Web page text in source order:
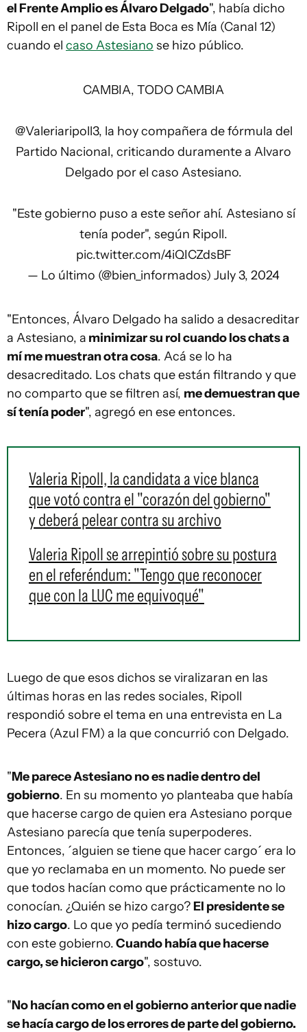
el Frente Amplio es Álvaro Delgado", había dicho
Ripoll en el panel de Esta Boca es Mía (Canal 12)
cuando el caso Astesiano se hizo público.
CAMBIA, TODO CAMBIA
@Valeriaripoll3, la hoy compañera de fórmula del
Partido Nacional, criticando duramente a Alvaro
Delgado por el caso Astesiano.
"Este gobierno puso a este señor ahí. Astesiano sí
tenía poder", según Ripoll.
pic.twitter.com/4iQICZdsBF
— Lo último (@bien_informados) July 3, 2024
"Entonces, Álvaro Delgado ha salido a desacreditar
a Astesiano, a minimizar su rol cuando los chats a
mí me muestran otra cosa. Acá se lo ha
desacreditado. Los chats que están filtrando y que
no comparto que se filtren así, me demuestran que
sí tenía poder", agregó en ese entonces.
Valeria Ripoll, la candidata a vice blanca
que votó contra el "corazón del gobierno"
y deberá pelear contra su archivo
Valeria Ripoll se arrepintió sobre su postura
en el referéndum: "Tengo que reconocer
que con la LUC me equivoqué"
Luego de que esos dichos se viralizaran en las
últimas horas en las redes sociales, Ripoll
respondió sobre el tema en una entrevista en La
Pecera (Azul FM) a la que concurrió con Delgado.
"Me parece Astesiano no es nadie dentro del
gobierno. En su momento yo planteaba que había
que hacerse cargo de quien era Astesiano porque
Astesiano parecía que tenía superpoderes.
Entonces, ´alguien se tiene que hacer cargo´ era lo
que yo reclamaba en un momento. No puede ser
que todos hacían como que prácticamente no lo
conocían. ¿Quién se hizo cargo? El presidente se
hizo cargo. Lo que yo pedía terminó sucediendo
con este gobierno.Cuando había que hacerse
cargo, se hicieron cargo", sostuvo.
"No hacían como en el gobierno anterior que nadie
se hacía cargo de los errores de parte del gobierno.